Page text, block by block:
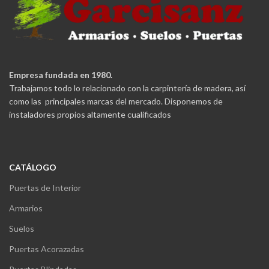
Empresa fundada en 1980.
Trabajamos todo lo relacionado con la carpintería de madera, así
como las principales marcas del mercado. Disponemos de
instaladores propios altamente cualificados
CATÁLOGO
Puertas de Interior
Armarios
Suelos
Puertas Acorazadas